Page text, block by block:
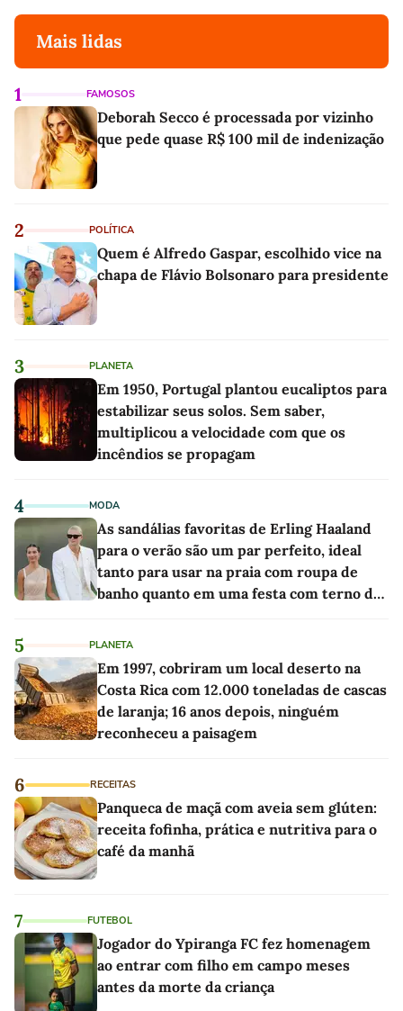
Mais lidas
1 FAMOSOS
Deborah Secco é processada por vizinho
que pede quase R$ 100 mil de indenização
2 POLÍTICA
Quem é Alfredo Gaspar, escolhido vice na
chapa de Flávio Bolsonaro para presidente
3 PLANETA
Em 1950, Portugal plantou eucaliptos para
estabilizar seus solos. Sem saber,
multiplicou a velocidade com que os
incêndios se propagam
4 MODA
As sandálias favoritas de Erling Haaland
para o verão são um par perfeito, ideal
tanto para usar na praia com roupa de
banho quanto em uma festa com terno de
5 PLANETA
Em 1997, cobriram um local deserto na
Costa Rica com 12.000 toneladas de cascas
de laranja; 16 anos depois, ninguém
reconheceu a paisagem
6 RECEITAS
Panqueca de maçã com aveia sem glúten:
receita fofinha, prática e nutritiva para o
café da manhã
7 FUTEBOL
Jogador do Ypiranga FC fez homenagem
ao entrar com filho em campo meses
antes da morte da criança